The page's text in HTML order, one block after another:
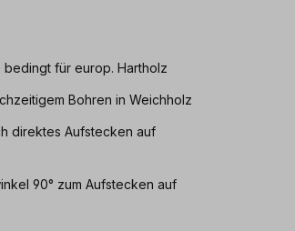
für europ. Hartholz
Bohren in Weichholz
direktes Aufstecken auf
90° zum Aufstecken auf